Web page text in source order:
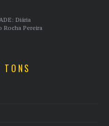
Diária
Rocha Pereira
TONS